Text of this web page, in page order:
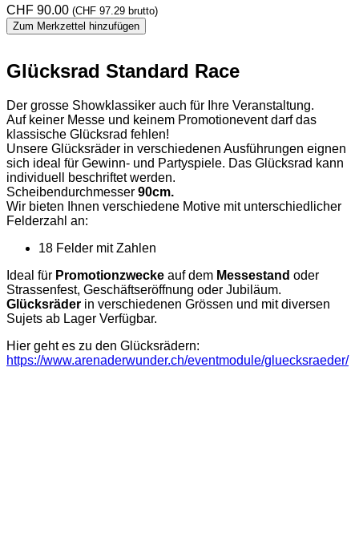
CHF 90.00 (CHF 97.29 brutto)
Zum Merkzettel hinzufügen
Glücksrad Standard Race
Der grosse Showklassiker auch für Ihre Veranstaltung.
Auf keiner Messe und keinem Promotionevent darf das
klassische Glücksrad fehlen!
Unsere Glücksräder in verschiedenen Ausführungen eignen
sich ideal für Gewinn- und Partyspiele. Das Glücksrad kann
individuell beschriftet werden.
Scheibendurchmesser 90cm.
Wir bieten Ihnen verschiedene Motive mit unterschiedlicher
Felderzahl an:
18 Felder mit Zahlen
Ideal für Promotionzwecke auf dem Messestand oder
Strassenfest, Geschäftseröffnung oder Jubiläum.
Glücksräder in verschiedenen Grössen und mit diversen
Sujets ab Lager Verfügbar.
Hier geht es zu den Glücksrädern:
https://www.arenaderwunder.ch/eventmodule/gluecksraeder/